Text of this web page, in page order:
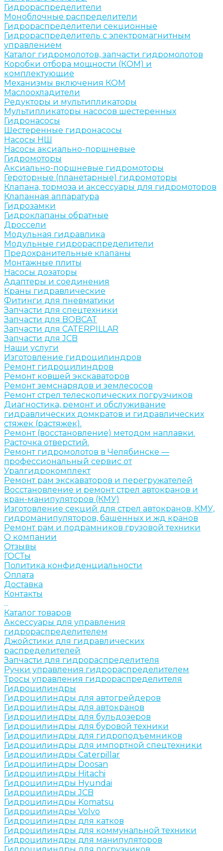
Гидрораспределители
Моноблочные распределители
Гидрораспределители секционные
Гидрораспределитель с электромагнитным
управлением
Каталог гидромолотов, запчасти гидромолотов
Коробки отбора мощности (КОМ) и
комплектующие
Механизмы включения КОМ
Маслоохладители
Редукторы и мультипликаторы
Мультипликаторы насосов шестеренных
Гидронасосы
Шестеренные гидронасосы
Насосы НШ
Насосы аксиально-поршневые
Гидромоторы
Аксиально-поршневые гидромоторы
Героторные (планетарные) гидромоторы
Клапана, тормоза и аксессуары для гидромоторов
Клапанная аппаратура
Гидрозамки
Гидроклапаны обратные
Дроссели
Модульная гидравлика
Модульные гидрораспределители
Предохранительные клапаны
Монтажные плиты
Насосы дозаторы
Адаптеры и соединения
Краны гидравлические
Фитинги для пневматики
Запчасти для спецтехники
Запчасти для BOBCAT
Запчасти для CATERPILLAR
Запчасти для JCB
Наши услуги
Изготовление гидроцилиндров
Ремонт гидроцилиндров
Ремонт ковшей экскаваторов
Ремонт земснарядов и землесосов
Ремонт стрел телескопических погрузчиков
Диагностика, ремонт и обслуживание
гидравлических домкратов и гидравлических
стяжек (растяжек).
Ремонт (восстановление) методом наплавки.
Расточка отверстий.
Ремонт гидромолотов в Челябинске —
профессиональный сервис от
Уралгидрокомплект
Ремонт рам экскаваторов и перегружателей
Восстановление и ремонт стрел автокранов и
кран-манипуляторов (КМУ)
Изготовление секций для стрел автокранов, КМУ,
гидроманипуляторов, башенных и жд кранов
Ремонт рам и подрамников грузовой техники
О компании
Отзывы
ГОСТы
Политика конфиденциальности
Оплата
Доставка
Контакты
...
Каталог товаров
Аксессуары для управления
гидрораспределителем
Джойстики для гидравлических
распределителей
Запчасти для гидрораспределителя
Ручки управления гидрораспределителем
Тросы управления гидрораспределителя
Гидроцилиндры
Гидроцилиндры для автогрейдеров
Гидроцилиндры для автокранов
Гидроцилиндры для бульдозеров
Гидроцилиндры для буровой техники
Гидроцилиндры для гидроподъемников
Гидроцилиндры для импортной спецтехники
Гидроцилиндры Caterpillar
Гидроцилиндры Doosan
Гидроцилиндры Hitachi
Гидроцилиндры Hyundai
Гидроцилиндры JCB
Гидроцилиндры Komatsu
Гидроцилиндры Volvo
Гидроцилиндры для катков
Гидроцилиндры для коммунальной техники
Гидроцилиндры для манипуляторов